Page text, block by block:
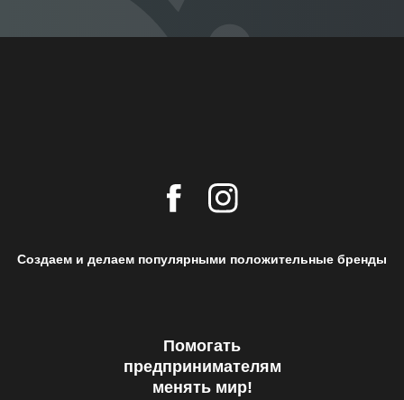
Создаем и делаем популярными положительные бренды
Помогать
предпринимателям
менять мир!